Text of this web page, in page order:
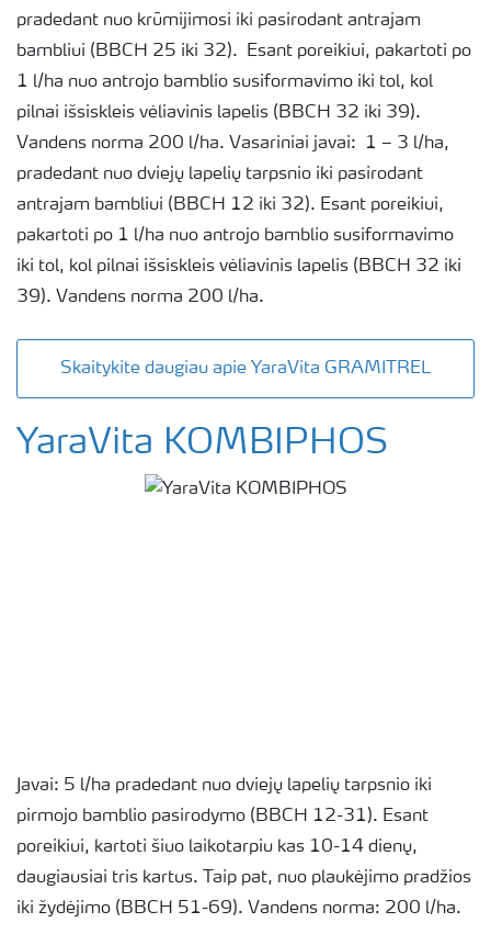
pradedant nuo krūmijimosi iki pasirodant antrajam
bambliui (BBCH 25 iki 32). Esant poreikiui, pakartoti po
1 l/ha nuo antrojo bamblio susiformavimo iki tol, kol
pilnai išsiskleis vėliavinis lapelis (BBCH 32 iki 39).
Vandens norma 200 l/ha. Vasariniai javai: 1 – 3 l/ha,
pradedant nuo dviejų lapelių tarpsnio iki pasirodant
antrajam bambliui (BBCH 12 iki 32). Esant poreikiui,
pakartoti po 1 l/ha nuo antrojo bamblio susiformavimo
iki tol, kol pilnai išsiskleis vėliavinis lapelis (BBCH 32 iki
39). Vandens norma 200 l/ha.
Skaitykite daugiau apie YaraVita GRAMITREL
YaraVita KOMBIPHOS
Javai: 5 l/ha pradedant nuo dviejų lapelių tarpsnio iki
pirmojo bamblio pasirodymo (BBCH 12-31). Esant
poreikiui, kartoti šiuo laikotarpiu kas 10-14 dienų,
daugiausiai tris kartus. Taip pat, nuo plaukėjimo pradžios
iki žydėjimo (BBCH 51-69). Vandens norma: 200 l/ha.